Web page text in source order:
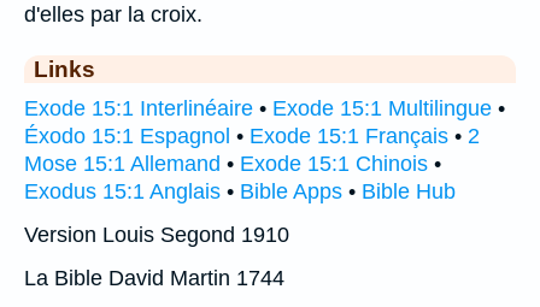
d'elles par la croix.
Links
Exode 15:1 Interlinéaire • Exode 15:1 Multilingue •
Éxodo 15:1 Espagnol • Exode 15:1 Français • 2
Mose 15:1 Allemand • Exode 15:1 Chinois •
Exodus 15:1 Anglais • Bible Apps • Bible Hub
Version Louis Segond 1910
La Bible David Martin 1744